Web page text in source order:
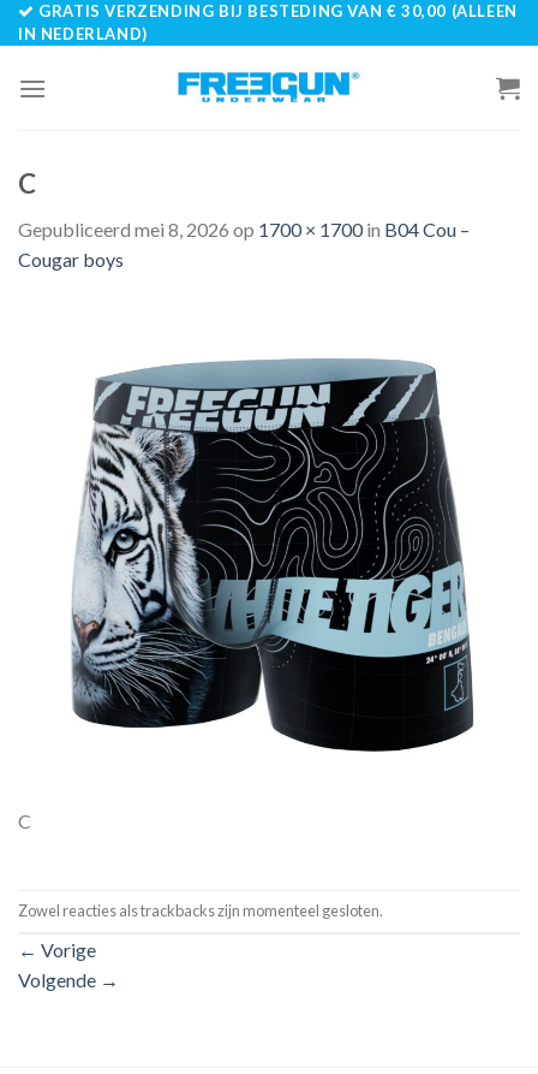
Skip
to
GRATIS VERZENDING BIJ BESTEDING VAN € 30,00 (ALLEEN
IN NEDERLAND)
C
Gepubliceerd mei 8, 2026 op 1700 × 1700in B04 Cou –
Cougar boys
C
Zowel reacties als trackbacks zijn momenteel gesloten.
← Vorige
Volgende →